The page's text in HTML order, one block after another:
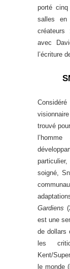
porté
salles en
créateurs
avec
l’écriture
trouvé
soigné,
Gardiens
est une
de dollars
les
Kent/
le monde